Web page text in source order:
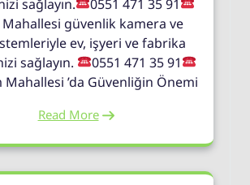
sağlayın.
0551 471 35 91
Mahallesi güvenlik kamera ve
ev, işyeri ve fabrika
sağlayın.
0551 471 35 91
Mahallesi ’da Güvenliğin Önemi
Read More